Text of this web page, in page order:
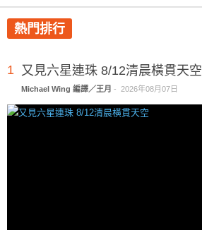
熱門排行
1 又見六星連珠 8/12清晨橫貫天空
Michael Wing 編譯／王月 - 2026年08月07日